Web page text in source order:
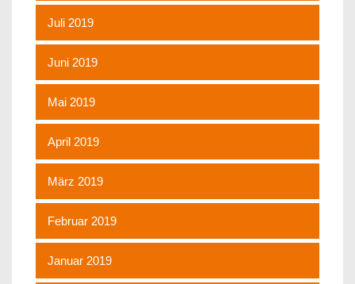
Juli 2019
Juni 2019
Mai 2019
April 2019
März 2019
Februar 2019
Januar 2019